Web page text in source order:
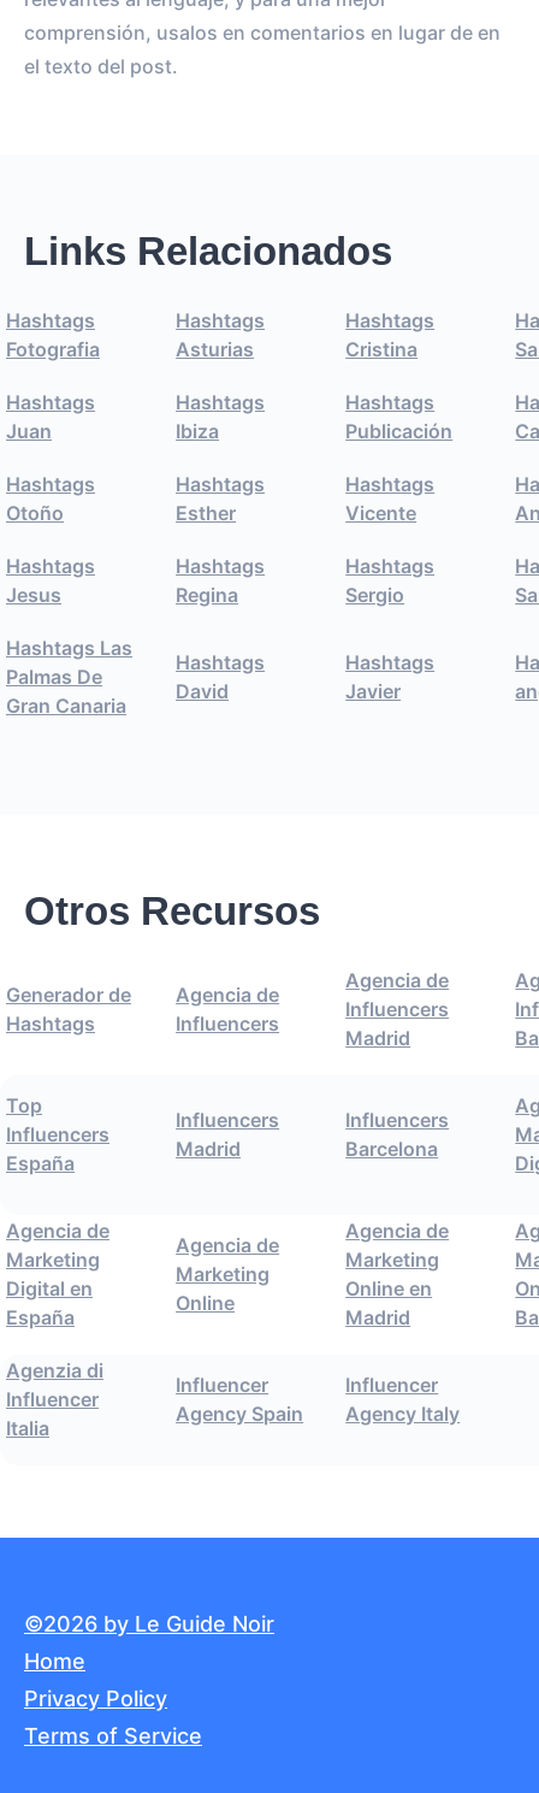
comprensión, usalos en comentarios en lugar de en
el texto del post.
Links Relacionados
Hashtags
Fotografia
Hashtags
Asturias
Hashtags
Cristina
Hashtags
Juan
Hashtags
Ibiza
Hashtags
Publicación
Hashtags
Otoño
Hashtags
Esther
Hashtags
Vicente
Hashtags
Jesus
Hashtags
Regina
Hashtags
Sergio
Hashtags Las
Palmas De
Gran Canaria
Hashtags
David
Hashtags
Javier
Otros Recursos
Generador de
Hashtags
Agencia de
Influencers
Agencia de
Influencers
Madrid
Top
Influencers
España
Influencers
Madrid
Influencers
Barcelona
Agencia de
Marketing
Digital en
España
Agencia de
Marketing
Online
Agencia de
Marketing
Online en
Madrid
Agenzia di
Influencer
Italia
Influencer
Agency Spain
Influencer
Agency Italy
©2026 by Le Guide Noir
Home
Privacy Policy
Terms of Service